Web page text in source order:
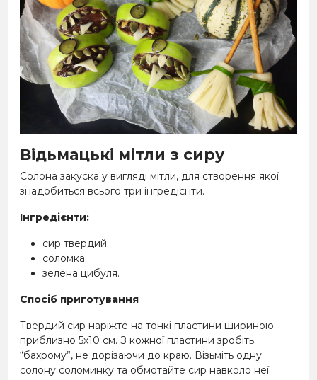
Відьмацькі мітли з сиру
Солона закуска у вигляді мітли, для створення якої
знадобиться всього три інгредієнти.
Інгредієнти:
сир твердий;
соломка;
зелена цибуля.
Спосіб приготування
Твердий сир наріжте на тонкі пластини шириною
приблизно 5х10 см. З кожної пластини зробіть
“бахрому”, не дорізаючи до краю. Візьміть одну
солону соломинку та обмотайте сир навколо неї.